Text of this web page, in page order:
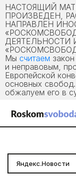
НАСТОЯЩИЙ
ПРОИЗВЕДЕН,
НАПРАВЛЕН
ДЕЯТЕЛЬНОСТИ
Мы считаем
и неправовым,
Европейской
основных
обжалуем его в